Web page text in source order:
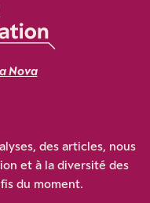
Nova
des articles, nous
et à la diversité des
du moment.